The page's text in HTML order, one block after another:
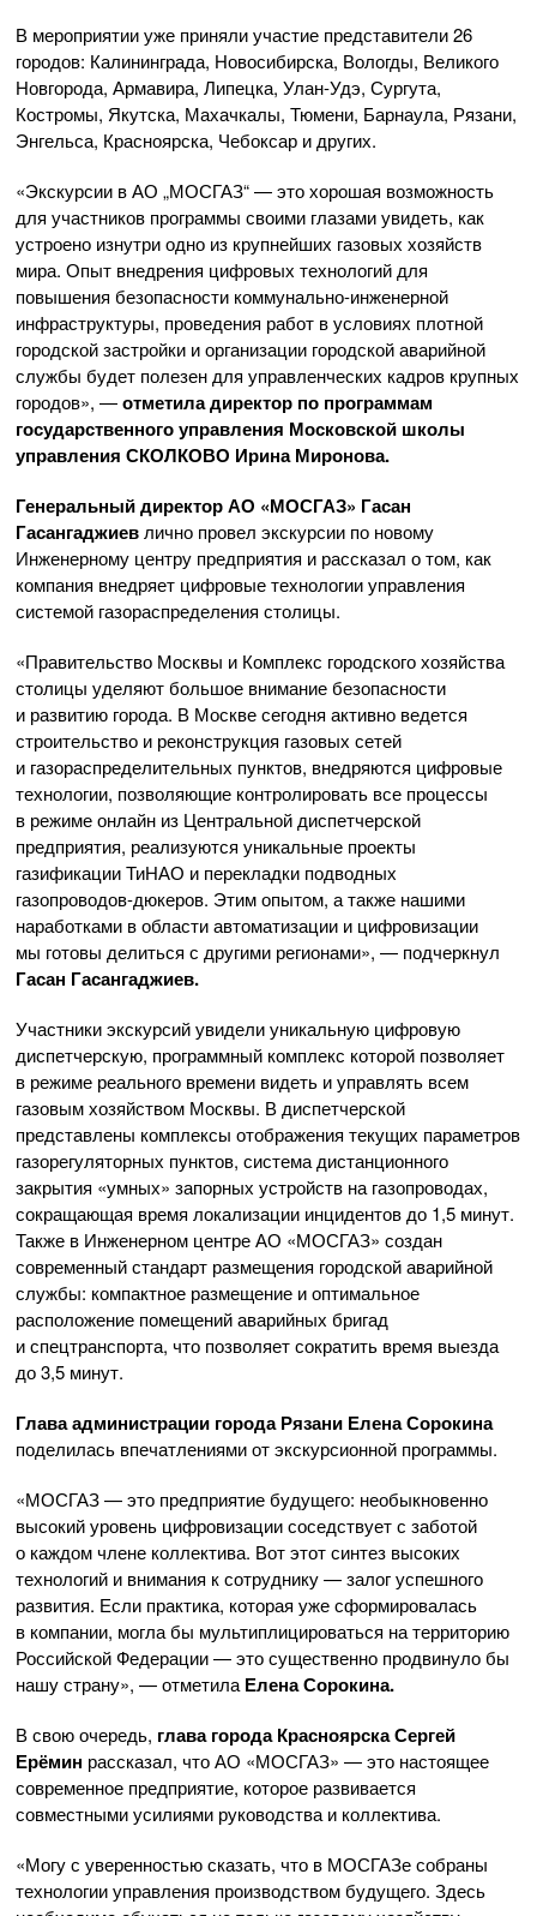
В мероприятии уже приняли участие представители 26
городов: Калининграда, Новосибирска, Вологды, Великого
Новгорода, Армавира, Липецка, Улан-Удэ, Сургута,
Костромы, Якутска, Махачкалы, Тюмени, Барнаула, Рязани,
Энгельса, Красноярска, Чебоксар и других.
«Экскурсии в АО „МОСГАЗ“ — это хорошая возможность
для участников программы своими глазами увидеть, как
устроено изнутри одно из крупнейших газовых хозяйств
мира. Опыт внедрения цифровых технологий для
повышения безопасности коммунально-инженерной
инфраструктуры, проведения работ в условиях плотной
городской застройки и организации городской аварийной
службы будет полезен для управленческих кадров крупных
городов», —отметила директор по программам
государственного управления Московской школы
управления СКОЛКОВО Ирина Миронова.
Генеральный директорАО «МОСГАЗ» Гасан
Гасангаджиев лично провел экскурсии по новому
Инженерному центру предприятия и рассказал о том, как
компания внедряет цифровые технологии управления
системой газораспределения столицы.
«Правительство Москвы и Комплекс городского хозяйства
столицы уделяют большое внимание безопасности
и развитию города. В Москве сегодня активно ведется
строительство и реконструкция газовых сетей
и газораспределительных пунктов, внедряются цифровые
технологии, позволяющие контролировать все процессы
в режиме онлайн из Центральной диспетчерской
предприятия, реализуются уникальные проекты
газификации ТиНАО и перекладки подводных
газопроводов-дюкеров. Этим опытом, а также нашими
наработками в области автоматизации и цифровизации
мы готовы делиться с другими регионами», — подчеркнул
Гасан Гасангаджиев.
Участники экскурсий увидели уникальную цифровую
диспетчерскую, программный комплекс которой позволяет
в режиме реального времени видеть и управлять всем
газовым хозяйством Москвы. В диспетчерской
представлены комплексы отображения текущих параметров
газорегуляторных пунктов, система дистанционного
закрытия «умных» запорных устройств на газопроводах,
сокращающая время локализации инцидентов до 1,5 минут.
Также в Инженерном центреАО «МОСГАЗ» создан
современный стандарт размещения городской аварийной
службы: компактное размещение и оптимальное
расположение помещений аварийных бригад
и спецтранспорта, что позволяет сократить время выезда
до 3,5 минут.
Глава администрации города Рязани Елена Сорокина
поделилась впечатлениями от экскурсионной программы.
«МОСГАЗ — это предприятие будущего: необыкновенно
высокий уровень цифровизации соседствует с заботой
о каждом члене коллектива. Вот этот синтез высоких
технологий и внимания к сотруднику — залог успешного
развития. Если практика, которая уже сформировалась
в компании, могла бы мультиплицироваться на территорию
Российской Федерации — это существенно продвинуло бы
нашу страну», — отметила Елена Сорокина.
В свою очередь, глава города Красноярска Сергей
Ерёмин рассказал, чтоАО «МОСГАЗ» — это настоящее
современное предприятие, которое развивается
совместными усилиями руководства и коллектива.
«Могу с уверенностью сказать, что в МОСГАЗе собраны
технологии управления производством будущего. Здесь